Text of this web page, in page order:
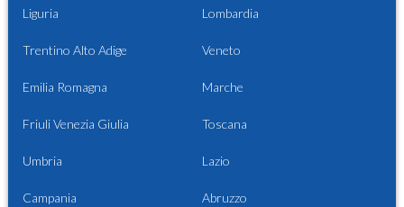
Liguria Lombardia
Trentino Alto Adige Veneto
Emilia Romagna Marche
Friuli Venezia Giulia Toscana
Umbria Lazio
Campania Abruzzo